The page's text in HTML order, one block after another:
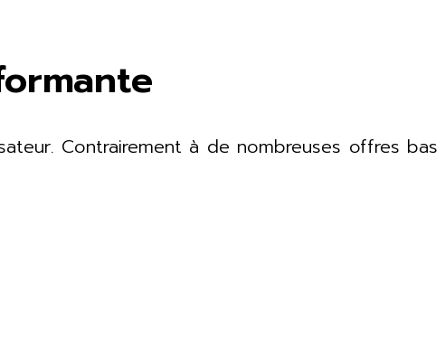
Contrairement à de nombreuses offres bas